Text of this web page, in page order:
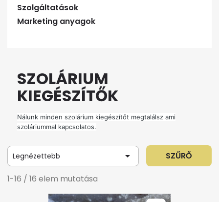
Szolgáltatások
Marketing anyagok
SZOLÁRIUM
KIEGÉSZÍTŐK
Nálunk minden szolárium kiegészítőt megtalálsz ami
szoláriummal kapcsolatos.
Legnézettebb  SZŰRŐ
1-16 / 16 elem mutatása